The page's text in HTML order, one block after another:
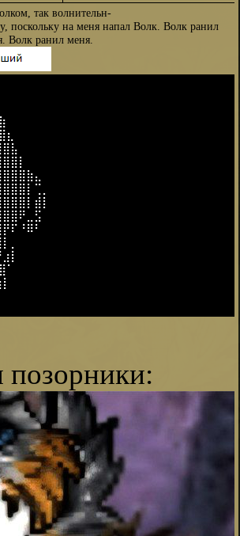
так волнительн-
поскольку на меня напал Волк. Волк ранил
Волк ранил меня.
позорники: